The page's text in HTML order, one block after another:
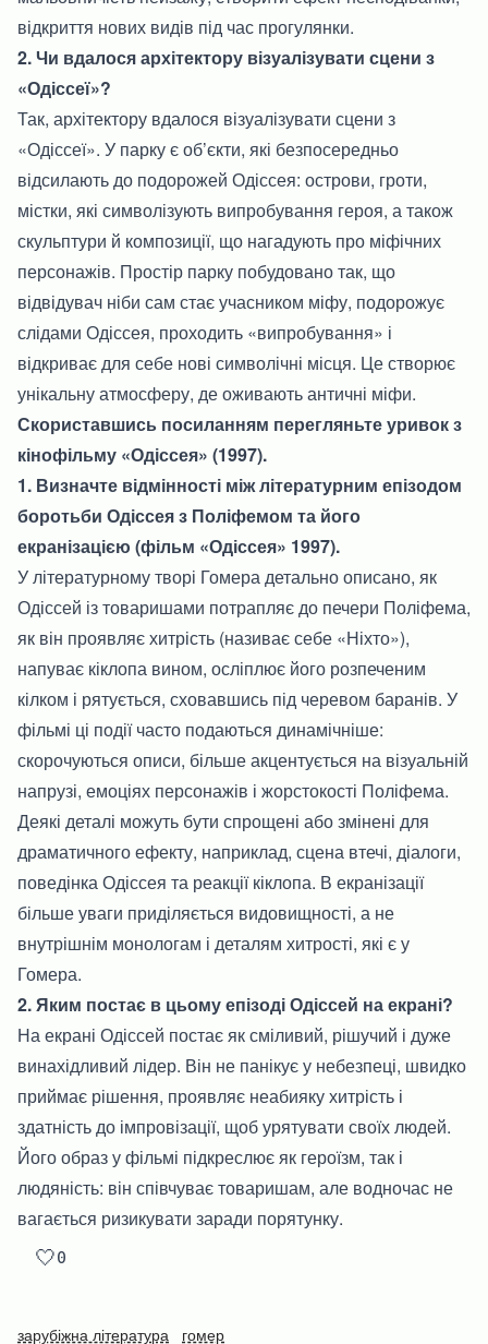
відкриття нових видів під час прогулянки.
2. Чи вдалося архітектору візуалізувати сцени з
«Одіссеї»?
Так, архітектору вдалося візуалізувати сцени з
«Одіссеї». У парку є об’єкти, які безпосередньо
відсилають до подорожей Одіссея: острови, гроти,
містки, які символізують випробування героя, а також
скульптури й композиції, що нагадують про міфічних
персонажів. Простір парку побудовано так, що
відвідувач ніби сам стає учасником міфу, подорожує
слідами Одіссея, проходить «випробування» і
відкриває для себе нові символічні місця. Це створює
унікальну атмосферу, де оживають античні міфи.
Скориставшись посиланням перегляньте уривок з
кінофільму «Одіссея» (1997).
1. Визначте відмінності між літературним епізодом
боротьби Одіссея з Поліфемом та його
екранізацією (фільм «Одіссея» 1997).
У літературному творі Гомера детально описано, як
Одіссей із товаришами потрапляє до печери Поліфема,
як він проявляє хитрість (називає себе «Ніхто»),
напуває кіклопа вином, осліплює його розпеченим
кілком і рятується, сховавшись під черевом баранів. У
фільмі ці події часто подаються динамічніше:
скорочуються описи, більше акцентується на візуальній
напрузі, емоціях персонажів і жорстокості Поліфема.
Деякі деталі можуть бути спрощені або змінені для
драматичного ефекту, наприклад, сцена втечі, діалоги,
поведінка Одіссея та реакції кіклопа. В екранізації
більше уваги приділяється видовищності, а не
внутрішнім монологам і деталям хитрості, які є у
Гомера.
2. Яким постає в цьому епізоді Одіссей на екрані?
На екрані Одіссей постає як сміливий, рішучий і дуже
винахідливий лідер. Він не панікує у небезпеці, швидко
приймає рішення, проявляє неабияку хитрість і
здатність до імпровізації, щоб урятувати своїх людей.
Його образ у фільмі підкреслює як героїзм, так і
людяність: він співчуває товаришам, але водночас не
вагається ризикувати заради порятунку.
🤍0
зарубіжна література гомер